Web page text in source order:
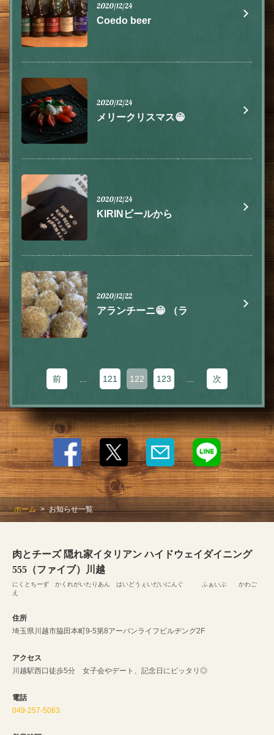
2020/12/24
Coedo beer
2020/12/24
メリークリスマス😁
2020/12/24
KIRINビールから
2020/12/22
アランチーニ😁 （ラ
前 121 122 123 次
ホーム お知らせ一覧
肉とチーズ 隠れ家イタリアン ハイドウェイダイニング
555（ファイブ）川越
にくとちーず かくれがいたりあん はいどうぇいだいにんぐ ふぁいぶ かわご
え
住所
埼玉県川越市脇田本町9-5第8アーバンライフビルヂング2F
アクセス
川越駅西口徒歩5分 女子会やデート、記念日にピッタリ◎
電話
049-257-5063
この店舗情報をシェアする
お知らせ | 肉とチーズ 隠れ家イタリアン ハイドウェイダイ
ニング555（ファイブ）川越
埼玉県川越市脇田本町9-5第8アーバンライフビルヂング2F
https://555.owst.jp/blogs